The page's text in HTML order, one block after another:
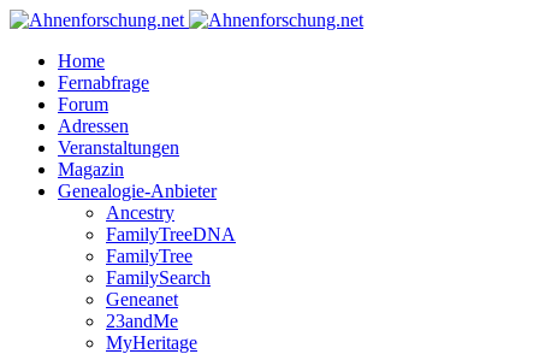
Home
Fernabfrage
Forum
Adressen
Veranstaltungen
Magazin
Genealogie-Anbieter
Ancestry
FamilyTreeDNA
FamilyTree
FamilySearch
Geneanet
23andMe
MyHeritage